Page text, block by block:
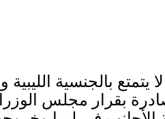
بالجنسية الليبية
بقرار مجلس